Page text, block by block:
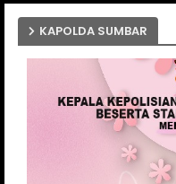
KAPOLDA SUMBAR